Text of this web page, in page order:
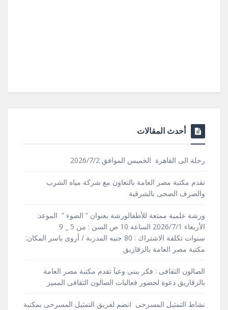
أحدث المقالات
رحلة الى القاهرة الخميس الموافق 2026/7/2
تقدم مكتبة مصر العامة بالتعاون مع شركة مياه الشرب
والصرف الصحى بالشرقية
ورشة علمية ممتعة للأطفالورشة بعنوان ” الضوء ” الموعد:
الأربعاء 2026/7/1 الساعة 10 ص السن : من 5 _ 9
سنوات تكلفة الاشتراك : 80 جنيه المدربة / أروى ياسر المكان:
مكتبة مصر العامة بالزقازيق
الصالون الثقافى : فكر يبنى وعياَ تقدم مكتبة مصر العامة
بالزقازيق دعوة لحضور فعاليات الصالون الثقافى المميز
نشاط التمثيل المسرحى انضم لفريق التمثيل المسرحى بمكتبة